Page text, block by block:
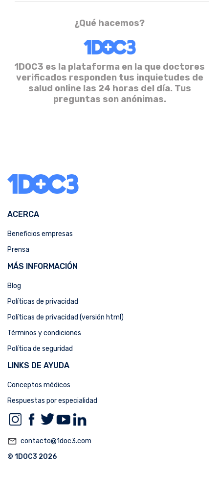
¿Qué hacemos?
1DOC3 es la plataforma en la que doctores
verificados responden tus inquietudes de
salud online las 24 horas del día. Tus
preguntas son anónimas.
ACERCA
Beneficios empresas
Prensa
MÁS INFORMACIÓN
Blog
Políticas de privacidad
Políticas de privacidad (versión html)
Términos y condiciones
Política de seguridad
LINKS DE AYUDA
Conceptos médicos
Respuestas por especialidad
mail_outline contacto@1doc3.com
© 1DOC3 2026